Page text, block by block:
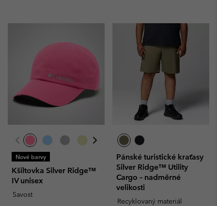
Nové barvy
Kšiltovka Silver Ridge™
IV unisex
Savost
Pánské turistické kraťasy
Silver Ridge™ Utility
Cargo – nadměrné
velikosti
Recyklovaný materiál